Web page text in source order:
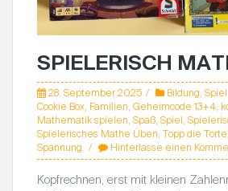
SPIELERISCH
28. September 2025 Bildung, Spiel
Cookie Box, Familien, Geheimcode 13+4,
Mathematik spielen, Spaß, Spiel,
Spielerisches Mathe Üben, Topp die Torte!
Spannung
Hinterlasse einen
Kopfrechnen, erst mit kleinen